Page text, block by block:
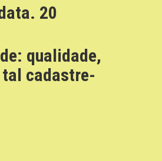
20
qualidade,
tal cadastre-